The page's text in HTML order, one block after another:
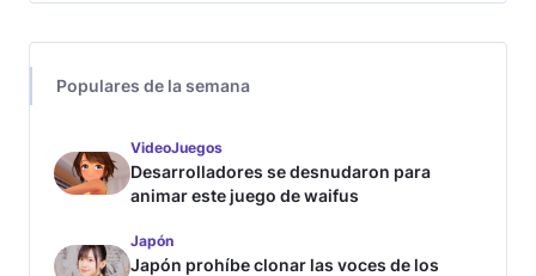
Populares de la semana
VideoJuegos
Desarrolladores se desnudaron para
animar este juego de waifus
Japón
Japón prohíbe clonar las voces de los